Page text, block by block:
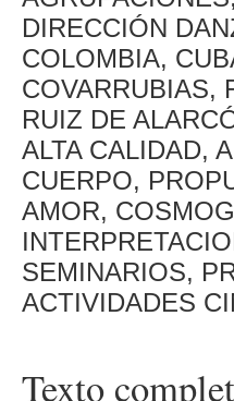
DIRECCIÓN
COLOMBIA,
COVARRUBIAS,
RUIZ DE
ALTA CALIDAD,
CUERPO,
AMOR,
SEMINARIOS,
ACTIVIDADES
Texto